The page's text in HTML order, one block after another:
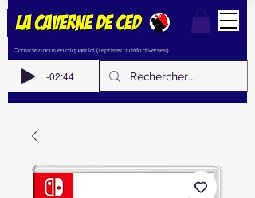
Contactez-nous en cliquant ici (reprises ou info diverses)
-02:44